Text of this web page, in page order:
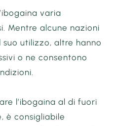
varia
Mentre alcune nazioni
utilizzo, altre hanno
o ne consentono
l’ibogaina al di fuori
è consigliabile